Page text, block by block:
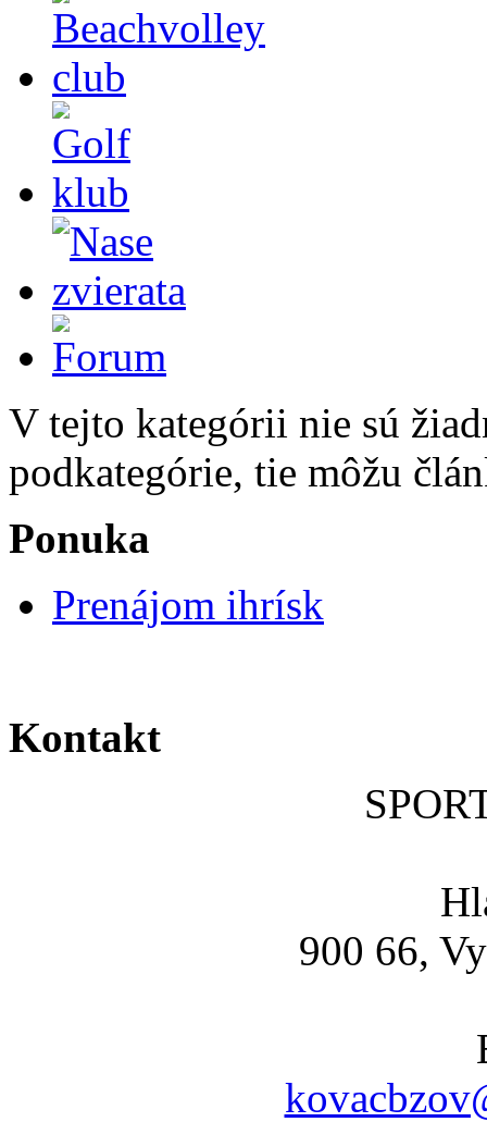
V tejto kategórii nie sú
podkategórie, tie môžu
Ponuka
Prenájom ihrísk
Kontakt
900 66,